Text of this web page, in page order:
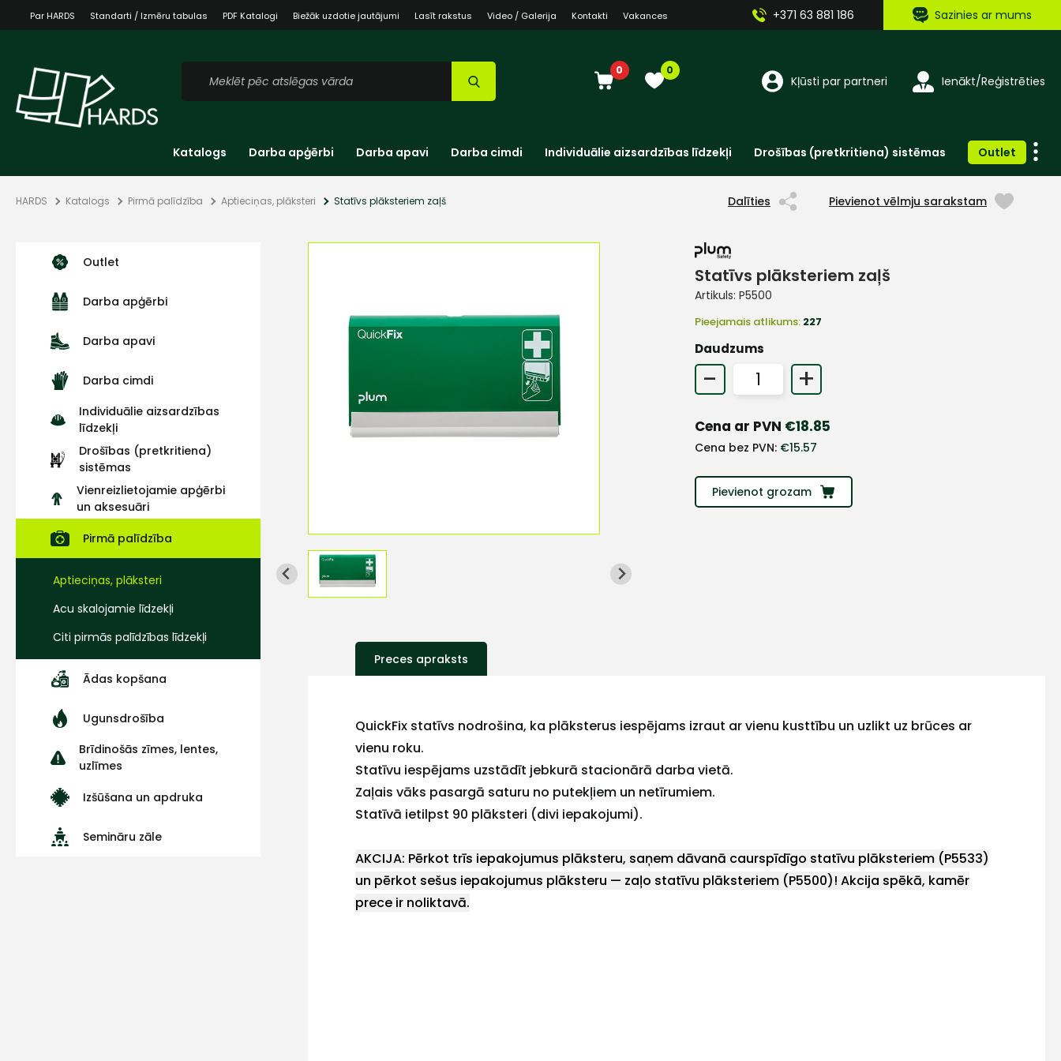
Par HARDS Standarti / Izmēru tabulas PDF Katalogi Biežāk uzdotie jautājumi Lasīt rakstus Video / Galerija Kontakti Vakances +371 63 881 186 Sazinies ar mums
0 0
Kļūsti par partneri Ienākt/Reģistrēties
Katalogs Darba apģērbi Darba apavi Darba cimdi Individuālie aizsardzības līdzekļi Drošības (pretkritiena) sistēmas Outlet
HARDS Katalogs Pirmā palīdzība Aptieciņas, plāksteri Statīvs plāksteriem zaļš Dalīties Pievienot vēlmju sarakstam
Outlet
Darba apģērbi
Darba apavi
Darba cimdi
Individuālie aizsardzības
līdzekļi
Drošības (pretkritiena)
sistēmas
Vienreizlietojamie apģērbi
un aksesuāri
Pirmā palīdzība
Aptieciņas, plāksteri
Acu skalojamie līdzekļi
Citi pirmās palīdzības līdzekļi
Ādas kopšana
Ugunsdrošība
Brīdinošās zīmes, lentes,
uzlīmes
Izšūšana un apdruka
Semināru zāle
Statīvs plāksteriem zaļš
Artikuls: P5500
Pieejamais atlikums: 227
Daudzums
- +
Cena ar PVN €18.85
Cena bez PVN: €15.57
Pievienot grozam
Preces apraksts
QuickFix statīvs nodrošina, ka plāksterus iespējams izraut ar vienu kusttību un uzlikt uz brūces ar
vienu roku.
Statīvu iespējams uzstādīt jebkurā stacionārā darba vietā.
Zaļais vāks pasargā saturu no putekļiem un netīrumiem.
Statīvā ietilpst 90 plāksteri (divi iepakojumi).
AKCIJA: Pērkot trīs iepakojumus plāksteru, saņem dāvanā caurspīdīgo statīvu plāksteriem (P5533)
un pērkot sešus iepakojumus plāksteru — zaļo statīvu plāksteriem (P5500)! Akcija spēkā, kamēr
prece ir noliktavā.
Sazinies
+